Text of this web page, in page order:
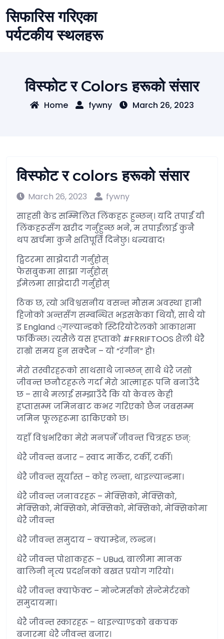
Skip
to
content
सिफारिस गरिएका
पर्यटकीय स्थलहरू
विस्फोट र Colors हरूको संसार
Home fywny March 26, 2023
विस्फोट र colors हरूको संसार
March 26, 2023
fywny
साहसी केड सम्मिलित लिंकहरू हुन्छन्। यदि तपाईं यी
लिंकहरूसँग खरीद गर्नुहुन्छ भने, म तपाईंलाई कुनै
थप खर्चमा कुनै क्षतिपूर्ति दिनेछु। धन्यबाद!
ट्विटरमा साझेदारी गर्नुहोस्
फेसबुकमा साझा गर्नुहोस्
ईमेलमा साझेदारी गर्नुहोस्
ठिक छ, त्यो अविश्वसनीय वसन्त मौसम अवस्था हामी
हिजोको अन्तसँग सम्बन्धित भइसकेका थियौं, साथै यो
इ England ्गल्यान्डको स्टिरियोटेलको आकाशमा
फर्किन्छ। त्यसैले यस हप्ताको #FRRIFTOOS शैली धेरै
राम्रो समय हुन सक्दैन – यो “रंगीन” हो!
मेरो तस्वीरहरूको साथसाथै जान्छन् साथै धेरै जसो
जीवन्त छनौटहरूले गर्दा मेरो आत्माहरू पनि बनाउँदै
छ – साथै मलाई सम्झाउँदै कि यो केवल केही
हप्तासम्म जमिनबाट कभर गरिएको छैन जबसम्म
जमिन फूलहरूमा ढाकिएको छ।
यहाँ विश्वभरिका मेरो मनपर्ने जीवन्त चित्रहरू छन्:
धेरै जीवन्त बजार – स्वाद मार्केट, टर्की, टर्की।
धेरै जीवन्त सूर्यास्त – कोह लन्ता, थाइल्यान्डमा।
धेरै जीवन्त जनावरहरू – मेक्सिको, मेक्सिको,
मेक्सिको, मेक्सिको, मेक्सिको, मेक्सिको, मेक्सिकोमा
धेरै जीवन्त
धेरै जीवन्त समुदाय – क्याम्डेन, लन्डन।
धेरै जीवन्त पोशाकहरू – UBud, बालीमा मानक
बालिनी नृत्य प्रदर्शनको बखत प्रयोग गरियो।
धेरै जीवन्त क्याफेक्ट – मोन्टेमर्सको सेन्टेमेर्टरको
समुदायमा।
धेरै जीवन्त स्कारहरू – थाइल्याण्डको बकचक
बजारमा धेरै जीवन्त बजार।